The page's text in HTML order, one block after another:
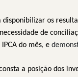
disponibilizar os
de
do mês, e
a posição dos